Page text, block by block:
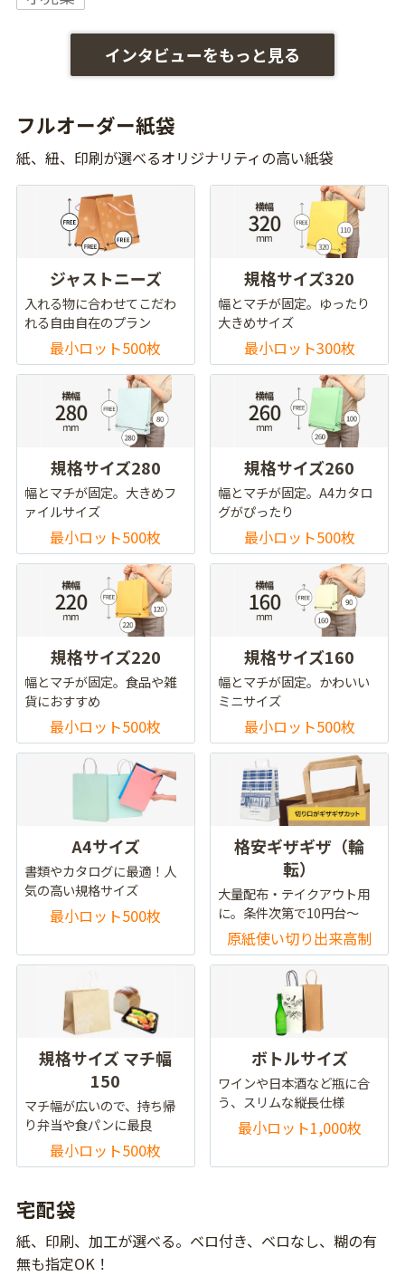
インタビューをもっと見る
フルオーダー紙袋
紙、紐、印刷が選べるオリジナリティの高い紙袋
ジャストニーズ
入れる物に合わせてこだわ
れる自由自在のプラン
最小ロット500枚
規格サイズ320
幅とマチが固定。ゆったり
大きめサイズ
最小ロット300枚
規格サイズ280
幅とマチが固定。大きめフ
ァイルサイズ
最小ロット500枚
規格サイズ260
幅とマチが固定。A4カタロ
グがぴったり
最小ロット500枚
規格サイズ220
幅とマチが固定。食品や雑
貨におすすめ
最小ロット500枚
規格サイズ160
幅とマチが固定。かわいい
ミニサイズ
最小ロット500枚
A4サイズ
書類やカタログに最適！人
気の高い規格サイズ
最小ロット500枚
格安ギザギザ（輪
転）
大量配布・テイクアウト用
に。条件次第で10円台～
原紙使い切り出来高制
規格サイズ マチ幅
150
マチ幅が広いので、持ち帰
り弁当や食パンに最良
最小ロット500枚
ボトルサイズ
ワインや日本酒など瓶に合
う、スリムな縦長仕様
最小ロット1,000枚
宅配袋
紙、印刷、加工が選べる。ベロ付き、ベロなし、糊の有
無も指定OK！